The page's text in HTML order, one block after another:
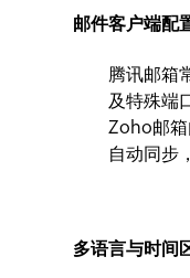
邮件客户端配
腾讯邮箱
及特殊端
Zoho邮
自动同步
多语言与时间